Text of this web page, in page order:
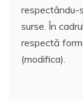
respectându-
surse. În
respectă
(modifica).